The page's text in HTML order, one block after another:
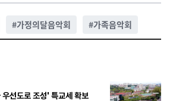
#가정의달음악회 #가족음악회
선도로 조성' 특교세 확보